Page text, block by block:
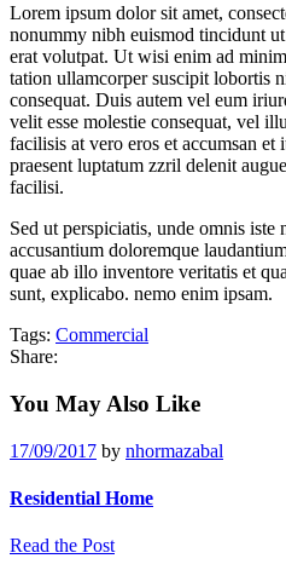
Lorem ipsum dolor sit amet,
nonummy nibh euismod tincidunt
erat volutpat. Ut wisi enim ad
tation ullamcorper suscipit lobortis
consequat. Duis autem vel eum
velit esse molestie consequat, vel
facilisis at vero eros et accumsan
praesent luptatum zzril delenit
facilisi.
Sed ut perspiciatis, unde omnis iste
accusantium doloremque
quae ab illo inventore veritatis et
sunt, explicabo. nemo enim ipsam.
Tags: Commercial
Share:
You May Also Like
17/09/2017 by nhormazabal
Residential Home
Read the Post